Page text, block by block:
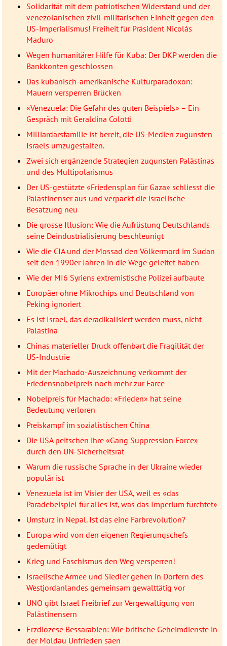
Solidarität mit dem patriotischen Widerstand und der
venezolanischen zivil-militärischen Einheit gegen den
US-Imperialismus! Freiheit für Präsident Nicolás
Maduro
Wegen humanitärer Hilfe für Kuba: Der DKP werden die
Bankkonten geschlossen
Das kubanisch-amerikanische Kulturparadoxon:
Mauern versperren Brücken
«Venezuela: Die Gefahr des guten Beispiels» – Ein
Gespräch mit Geraldina Colotti
Milliardärsfamilie ist bereit, die US-Medien zugunsten
Israels umzugestalten.
Zwei sich ergänzende Strategien zugunsten Palästinas
und des Multipolarismus
Der US-gestützte «Friedensplan für Gaza» schliesst die
Palästinenser aus und verpackt die israelische
Besatzung neu
Die grosse Illusion: Wie die Aufrüstung Deutschlands
seine Deindustrialisierung beschleunigt
Wie die CIA und der Mossad den Völkermord im Sudan
seit den 1990er Jahren in die Wege geleitet haben
Wie der MI6 Syriens extremistische Polizei aufbaute
Europäer ohne Mikrochips und Deutschland von
Peking ignoriert
Es ist Israel, das deradikalisiert werden muss, nicht
Palästina
Chinas materieller Druck offenbart die Fragilität der
US-Industrie
Mit der Machado-Auszeichnung verkommt der
Friedensnobelpreis noch mehr zur Farce
Nobelpreis für Machado: «Frieden» hat seine
Bedeutung verloren
Preiskampf im sozialistischen China
Die USA peitschen ihre «Gang Suppression Force»
durch den UN-Sicherheitsrat
Warum die russische Sprache in der Ukraine wieder
populär ist
Venezuela ist im Visier der USA, weil es «das
Paradebeispiel für alles ist, was das Imperium fürchtet»
Umsturz in Nepal. Ist das eine Farbrevolution?
Europa wird von den eigenen Regierungschefs
gedemütigt
Krieg und Faschismus den Weg versperren!
Israelische Armee und Siedler gehen in Dörfern des
Westjordanlandes gemeinsam gewalttätig vor
UNO gibt Israel Freibrief zur Vergewaltigung von
Palästinensern
Erzdiözese Bessarabien: Wie britische Geheimdienste in
der Moldau Unfrieden säen